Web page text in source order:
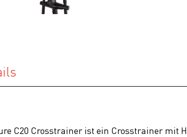
C20 Crosstrainer ist ein Crosstrainer mit